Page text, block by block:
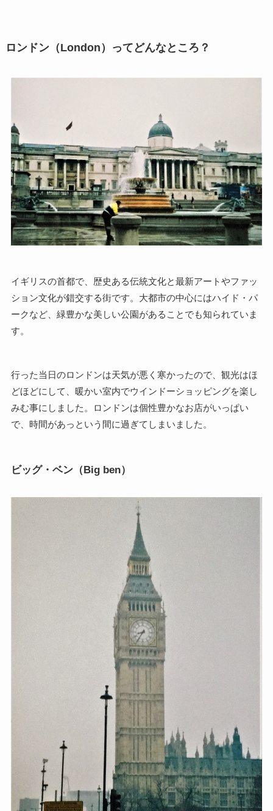
ロンドン（London）ってどんなところ？
イギリスの首都で、歴史ある伝統文化と最新アートやファッ
ション文化が錯交する街です。大都市の中心にはハイド・パ
ークなど、緑豊かな美しい公園があることでも知られていま
す。
行った当日のロンドンは天気が悪く寒かったので、観光はほ
どほどにして、暖かい室内でウインドーショッピングを楽し
みむ事にしました。ロンドンは個性豊かなお店がいっぱい
で、時間があっという間に過ぎてしまいました。
ビッグ・ベン（Big ben）